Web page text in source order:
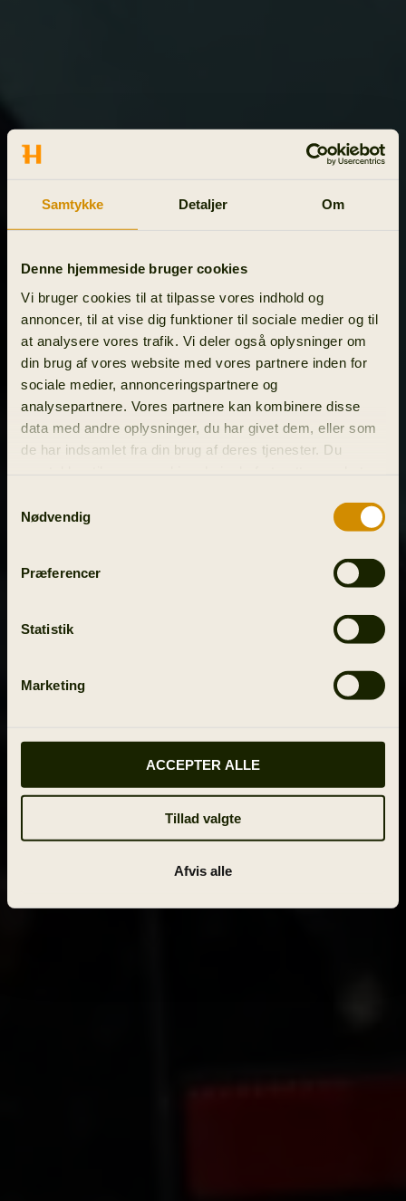
Samtykke Detaljer Om
Denne hjemmeside bruger cookies
Vi bruger cookies til at tilpasse vores indhold og
annoncer, til at vise dig funktioner til sociale medier og til
at analysere vores trafik. Vi deler også oplysninger om
din brug af vores website med vores partnere inden for
sociale medier, annonceringspartnere og
analysepartnere. Vores partnere kan kombinere disse
data med andre oplysninger, du har givet dem, eller som
de har indsamlet fra din brug af deres tjenester. Du
Nødvendig
Præferencer
Statistik
Marketing
ACCEPTER ALLE
Tillad valgte
Afvis alle